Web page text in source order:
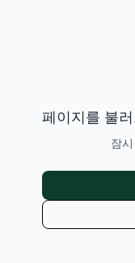
페이지를 불
잠